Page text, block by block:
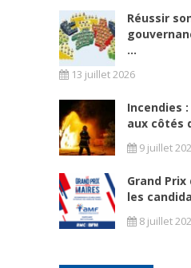
Réussir
...
13 juillet 2026
Incendies :
aux côtés
9 juillet
Grand Prix
les
8 juillet